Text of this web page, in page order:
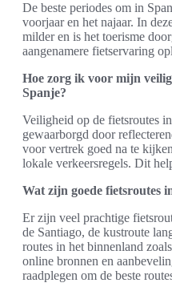
De beste periodes om in
voorjaar en het najaar. In
milder en is het toerisme
aangenamere fietservaring
Hoe zorg ik voor mijn
Spanje?
Veiligheid op de fietsroutes
gewaarborgd door
voor vertrek goed na te
lokale verkeersregels. Dit
Wat zijn goede fietsroutes
Er zijn veel prachtige
de Santiago, de kustroute
routes in het binnenland
online bronnen en
raadplegen om de beste